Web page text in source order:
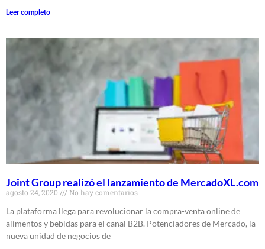
Leer completo
Joint Group realizó el lanzamiento de MercadoXL.com
agosto 24, 2020 No hay comentarios
La plataforma llega para revolucionar la compra-venta online de
alimentos y bebidas para el canal B2B. Potenciadores de Mercado, la
nueva unidad de negocios de